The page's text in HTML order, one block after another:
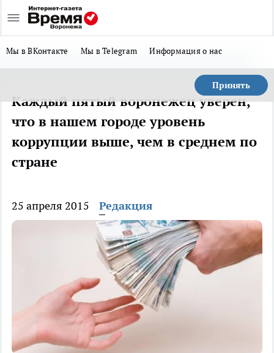
Мы в ВКонтакте Мы в Telegram Информация о нас
Принять
Каждый пятый воронежец уверен,
что в нашем городе уровень
коррупции выше, чем в среднем по
стране
25 апреля 2015 Редакция